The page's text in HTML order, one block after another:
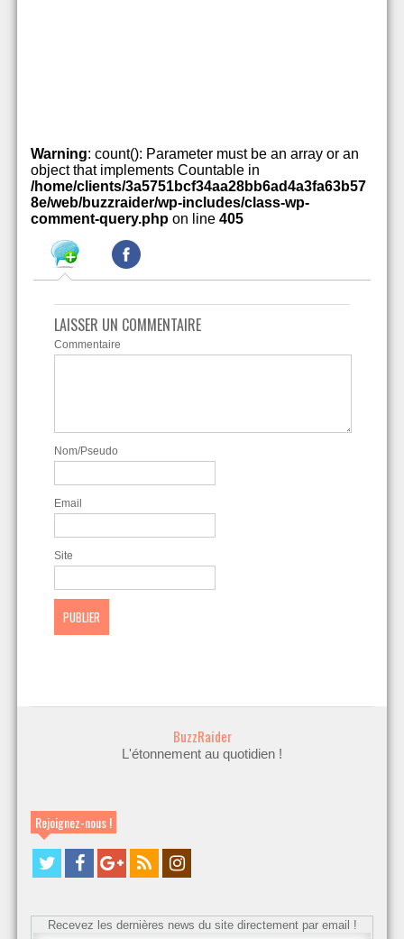
Warning: count(): Parameter must be an array or an
object that implements Countable in
/home/clients/3a5751bcf34aa28bb6ad4a3fa63b57
8e/web/buzzraider/wp-includes/class-wp-
comment-query.php on line 405
LAISSER UN COMMENTAIRE
Commentaire
Nom/Pseudo
Email
Site
BuzzRaider
L'étonnement au quotidien !
Rejoignez-nous !
Recevez les dernières news du site directement par email !